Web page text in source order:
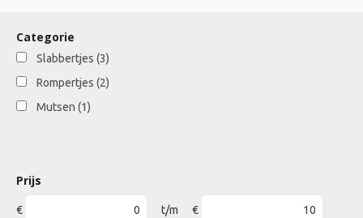
Categorie
Slabbertjes (3)
Rompertjes (2)
Mutsen (1)
Prijs
€ t/m €